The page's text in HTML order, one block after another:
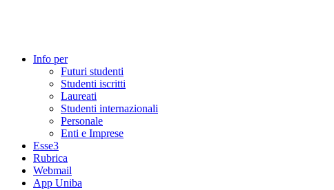
Info per
Futuri studenti
Studenti iscritti
Laureati
Studenti internazionali
Personale
Enti e Imprese
Esse3
Rubrica
Webmail
App Uniba